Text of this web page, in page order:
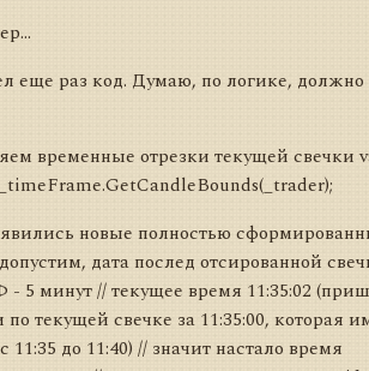
еще раз код. Думаю, по логике, должно
временные отрезки текущей свечки
новые полностью
дата послед отсированной
- 5 минут // текущее время 11:35:02
текущей свечке за 11:35:00, которая
11:35 до 11:40) // значит настало время